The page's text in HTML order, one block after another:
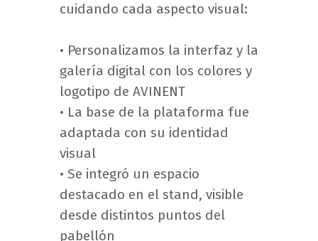
cuidando cada aspecto visual:
• Personalizamos la interfaz y la
galería digital con los colores y
logotipo de AVINENT
• La base de la plataforma fue
adaptada con su identidad
visual
• Se integró un espacio
destacado en el stand, visible
desde distintos puntos del
pabellón